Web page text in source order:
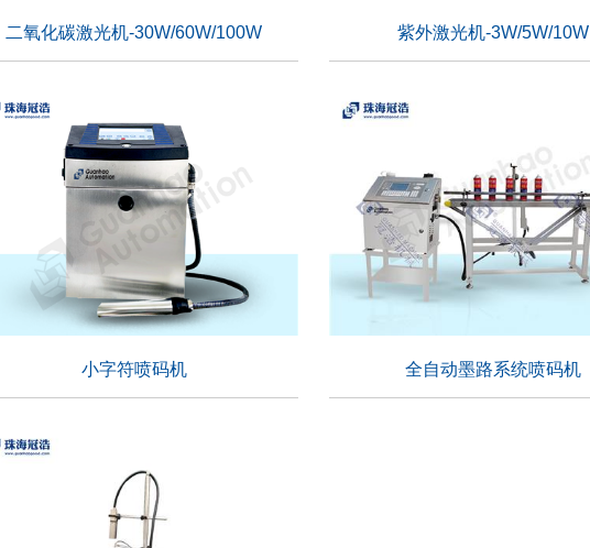
适用行业：
二氧化碳激光机-30W/60W/100W 紫外激光机-3W/5W/10W
小字符喷码机 全自动墨路系统喷码机